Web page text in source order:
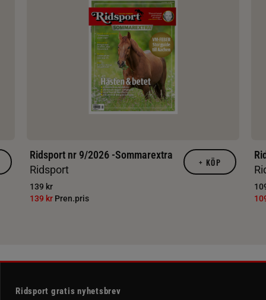
Ridsport nr 9/2026 -Sommarextra
Ridsport
139 kr
139 kr Pren.pris
+ KÖP
Ridsport gratis nyhetsbrev